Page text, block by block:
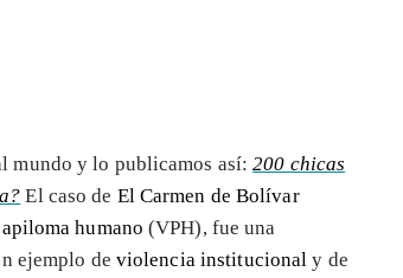
mundo y lo publicamos así:200 chicas
El caso de El Carmen de Bolívar
humano (VPH), fue una
ejemplo de violencia institucional y de